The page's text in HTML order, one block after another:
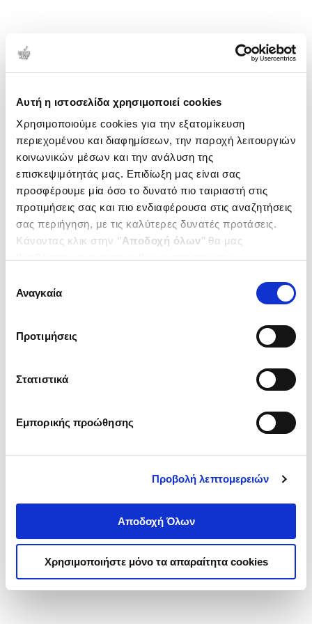
Αυτή η ιστοσελίδα χρησιμοποιεί cookies
Χρησιμοποιούμε cookies για την εξατομίκευση
περιεχομένου και διαφημίσεων, την παροχή λειτουργιών
κοινωνικών μέσων και την ανάλυση της
επισκεψιμότητάς μας. Επιδίωξη μας είναι σας
προσφέρουμε μία όσο το δυνατό πιο ταιριαστή στις
προτιμήσεις σας και πιο ενδιαφέρουσα στις αναζητήσεις
σας περιήγηση, με τις καλύτερες δυνατές προτάσεις.
Κάνοντας κλικ στην ‘’Αποδοχή όλων’’ θα μας
ενδιαφέρουν και να επιλέξετε από τα παρακάτω με την
΄΄και να ενημερωθείτε σχετικά με
συγκατάθεσης
Αναγκαία
Προτιμήσεις
Στατιστικά
Εμπορικής προώθησης
Προβολή λεπτομερειών
Αποδοχή Όλων
Χρησιμοποιήστε μόνο τα απαραίτητα cookies